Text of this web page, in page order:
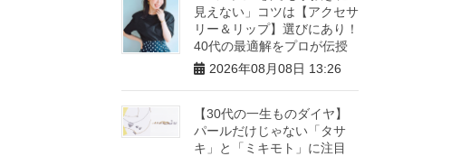
見えない」コツは【アクセサ
リー＆リップ】選びにあり！
40代の最適解をプロが伝授
2026年08月08日 13:26
【30代の一生ものダイヤ】
パールだけじゃない「タサ
キ」と「ミキモト」に注目